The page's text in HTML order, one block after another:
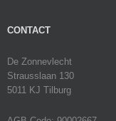
CONTACT
De Zonnevlecht
Strausslaan 130
5011 KJ Tilburg